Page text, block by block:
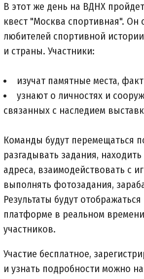
В этот же день на ВДНХ
квест "Москва спортивная". Он
любителей спортивной
и страны. Участники:
изучат памятные места,
узнают о личностях и
связанных с наследием
Команды будут перемещаться
разгадывать задания,
адреса, взаимодействовать с
выполнять фотозадания,
Результаты будут
платформе в реальном
участников.
Участие бесплатное,
и узнать подробности можно на